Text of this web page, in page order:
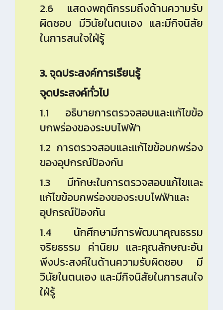
2.6 แสดงพฤติกรรมถึงด้านความรับ
ผิดชอบ มีวินัยในตนเอง และมีกิจนิสัย
ในการสนใจใฝ่รู้
3. จุดประสงค์การเรียนรู้
จุดประสงค์ทั่วไป
1.1 อธิบายการตรวจสอบและแก้ไขข้อ
บกพร่องของระบบไฟฟ้า
1.2 การตรวจสอบและแก้ไขข้อบกพร่อง
ของอุปกรณ์ป้องกัน
1.3 มีทักษะในการตรวจสอบแก้ไขและ
แก้ไขข้อบกพร่องของระบบไฟฟ้าและ
อุปกรณ์ป้องกัน
1.4 นักศึกษามีการพัฒนาคุณธรรม
จริยธรรม ค่านิยม และคุณลักษณะอัน
พึงประสงค์ในด้านความรับผิดชอบ มี
วินัยในตนเอง และมีกิจนิสัยในการสนใจ
ใฝ่รู้